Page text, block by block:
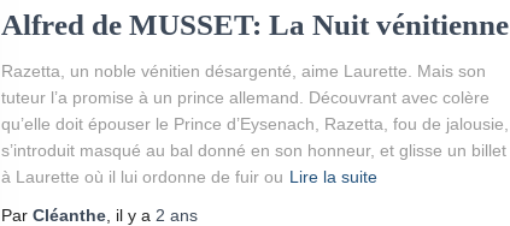
Alfred de MUSSET: La Nuit vénitienne
Razetta, un noble vénitien désargenté, aime Laurette. Mais son
tuteur l’a promise à un prince allemand. Découvrant avec colère
qu’elle doit épouser le Prince d’Eysenach, Razetta, fou de jalousie,
s’introduit masqué au bal donné en son honneur, et glisse un billet
à Laurette où il lui ordonne de fuir ou Lire la suite
Par Cléanthe , il y a 2 ans